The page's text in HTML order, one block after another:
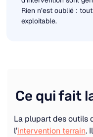
Rien n’est oublié :
exploitable.
Ce qui fait
La plupart des outils
l’intervention terrain.